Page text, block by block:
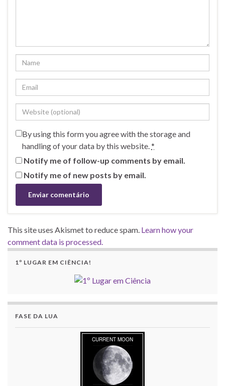
By using this form you agree with the storage and
handling of your data by this website.*
Notify me of follow-up comments by email.
Notify me of new posts by email.
This site uses Akismet to reduce spam. Learn how your
comment data is processed.
1º LUGAR EM CIÊNCIA!
FASE DA LUA